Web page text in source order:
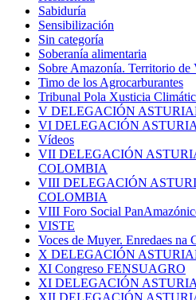
Sabiduría
Sensibilización
Sin categoría
Soberanía alimentaria
Sobre Amazonía. Territorio
Timo de los Agrocarburantes
Tribunal Pola Xusticia
V DELEGACIÓN
VI DELEGACIÓN
Vídeos
VII DELEGACIÓN
COLOMBIA
VIII DELEGACIÓN
COLOMBIA
VIII Foro Social
VISTE
Voces de Muyer. Enredaes na
X DELEGACIÓN
XI Congreso FENSUAGRO
XI DELEGACIÓN
XII DELEGACIÓN